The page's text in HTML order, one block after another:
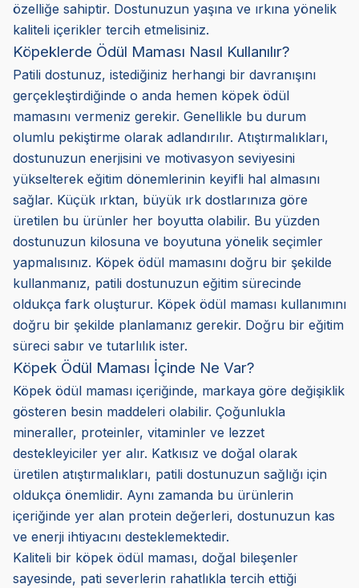
özelliğe sahiptir. Dostunuzun yaşına ve ırkına yönelik
kaliteli içerikler tercih etmelisiniz.
Köpeklerde Ödül Maması Nasıl Kullanılır?
Patili dostunuz, istediğiniz herhangi bir davranışını
gerçekleştirdiğinde o anda hemen köpek ödül
mamasını vermeniz gerekir. Genellikle bu durum
olumlu pekiştirme olarak adlandırılır. Atıştırmalıkları,
dostunuzun enerjisini ve motivasyon seviyesini
yükselterek eğitim dönemlerinin keyifli hal almasını
sağlar. Küçük ırktan, büyük ırk dostlarınıza göre
üretilen bu ürünler her boyutta olabilir. Bu yüzden
dostunuzun kilosuna ve boyutuna yönelik seçimler
yapmalısınız. Köpek ödül mamasını doğru bir şekilde
kullanmanız, patili dostunuzun eğitim sürecinde
oldukça fark oluşturur. Köpek ödül maması kullanımını
doğru bir şekilde planlamanız gerekir. Doğru bir eğitim
süreci sabır ve tutarlılık ister.
Köpek Ödül Maması İçinde Ne Var?
Köpek ödül maması içeriğinde, markaya göre değişiklik
gösteren besin maddeleri olabilir. Çoğunlukla
mineraller, proteinler, vitaminler ve lezzet
destekleyiciler yer alır. Katkısız ve doğal olarak
üretilen atıştırmalıkları, patili dostunuzun sağlığı için
oldukça önemlidir. Aynı zamanda bu ürünlerin
içeriğinde yer alan protein değerleri, dostunuzun kas
ve enerji ihtiyacını desteklemektedir.
Kaliteli bir köpek ödül maması, doğal bileşenler
sayesinde, pati severlerin rahatlıkla tercih ettiği